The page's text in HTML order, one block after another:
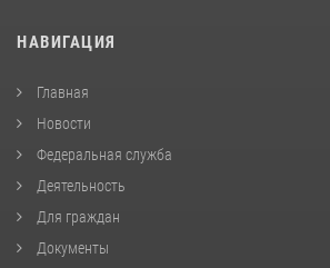
НАВИГАЦИЯ
Главная
Новости
Федеральная служба
Деятельность
Для граждан
Документы